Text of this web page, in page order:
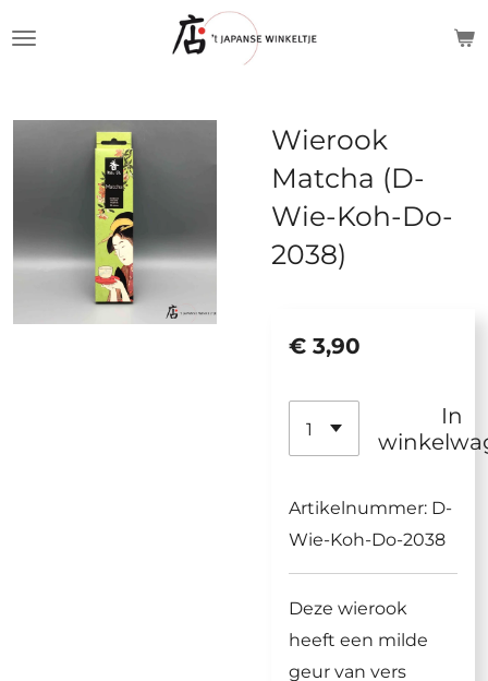
de
hoofdinhoud
Wierook
Matcha (D-
Wie-Koh-Do-
2038)
€ 3,90
In
Artikelnummer: D-
Wie-Koh-Do-2038
Deze wierook
heeft een milde
geur van vers